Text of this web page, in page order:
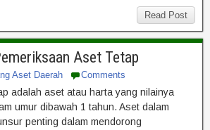
Read Post
Aset Tetap
Aset Daerah Comments
adalah aset atau harta yang nilainya
umur dibawah 1 tahun. Aset dalam
penting dalam mendorong